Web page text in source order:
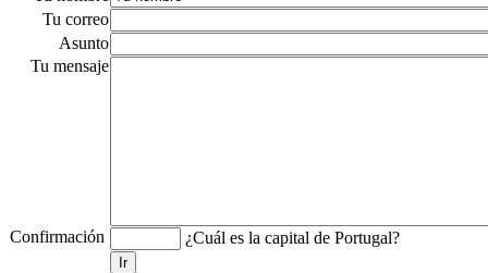
Tu correo
Asunto
Tu mensaje
Confirmación ¿Cuál es la capital de Portugal?
Ir